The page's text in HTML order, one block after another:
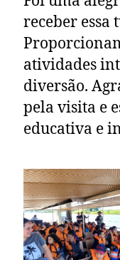
receber essa
atividades
diversão.
pela visita e
educativa e